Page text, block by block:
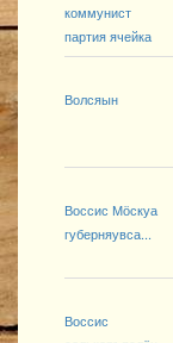
коммунист
партия ячейка
Волсяын
Воссис Мӧскуа
губерняувса...
Воссис